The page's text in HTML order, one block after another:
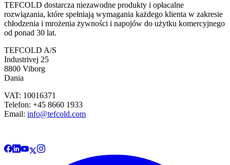
TEFCOLD dostarcza niezawodne produkty i opłacalne
rozwiązania, które spełniają wymagania każdego klienta w zakresie
chłodzenia i mrożenia żywności i napojów do użytku komercyjnego
od ponad 30 lat.
TEFCOLD A/S
Industrivej 25
8800 Viborg
Dania
VAT: 10016371
Telefon: +45 8660 1933
Email: info@tefcold.com